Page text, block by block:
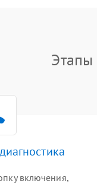
Этапы
включения,